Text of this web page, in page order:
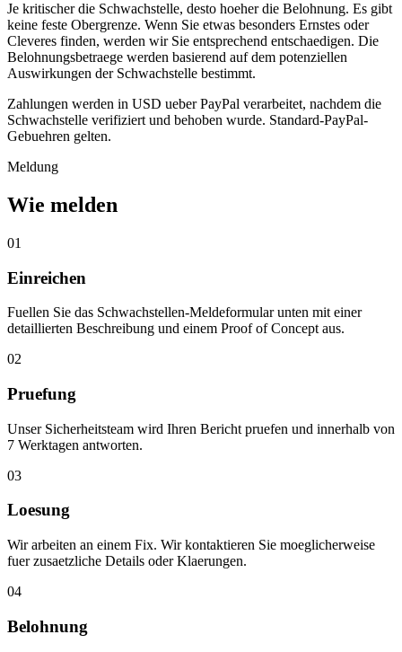
Je kritischer die Schwachstelle, desto hoeher die Belohnung. Es gibt
keine feste Obergrenze. Wenn Sie etwas besonders Ernstes oder
Cleveres finden, werden wir Sie entsprechend entschaedigen. Die
Belohnungsbetraege werden basierend auf dem potenziellen
Auswirkungen der Schwachstelle bestimmt.
Zahlungen werden in USD ueber PayPal verarbeitet, nachdem die
Schwachstelle verifiziert und behoben wurde. Standard-PayPal-
Gebuehren gelten.
Meldung
Wie melden
01
Einreichen
Fuellen Sie das Schwachstellen-Meldeformular unten mit einer
detaillierten Beschreibung und einem Proof of Concept aus.
02
Pruefung
Unser Sicherheitsteam wird Ihren Bericht pruefen und innerhalb von
7 Werktagen antworten.
03
Loesung
Wir arbeiten an einem Fix. Wir kontaktieren Sie moeglicherweise
fuer zusaetzliche Details oder Klaerungen.
04
Belohnung